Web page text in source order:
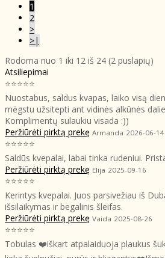
1
2
>
>|
Rodoma nuo 1 iki 12 iš 24 (2 puslapių)
Atsiliepimai
⭐⭐⭐⭐⭐
Nuostabus, saldus kvapas, laiko visą
mėgstu užsitepti ant vidinės alkūnės
Komplimentų sulaukiu visada :))
Peržiūrėti pirktą prekę Armanda 2026-06-14
⭐⭐⭐⭐⭐
Saldūs kvepalai, labai tinka rudeniui.
Peržiūrėti pirktą prekę Elija 2025-09-16
⭐⭐⭐⭐⭐
Kerintys kvepalai. Juos parsivežiau iš
išsilaikymas ir begalinis šleifas.
Peržiūrėti pirktą prekę Vaida 2025-08-26
⭐⭐⭐⭐⭐
Tobulas ❤️iškart atpalaiduoja plaukus